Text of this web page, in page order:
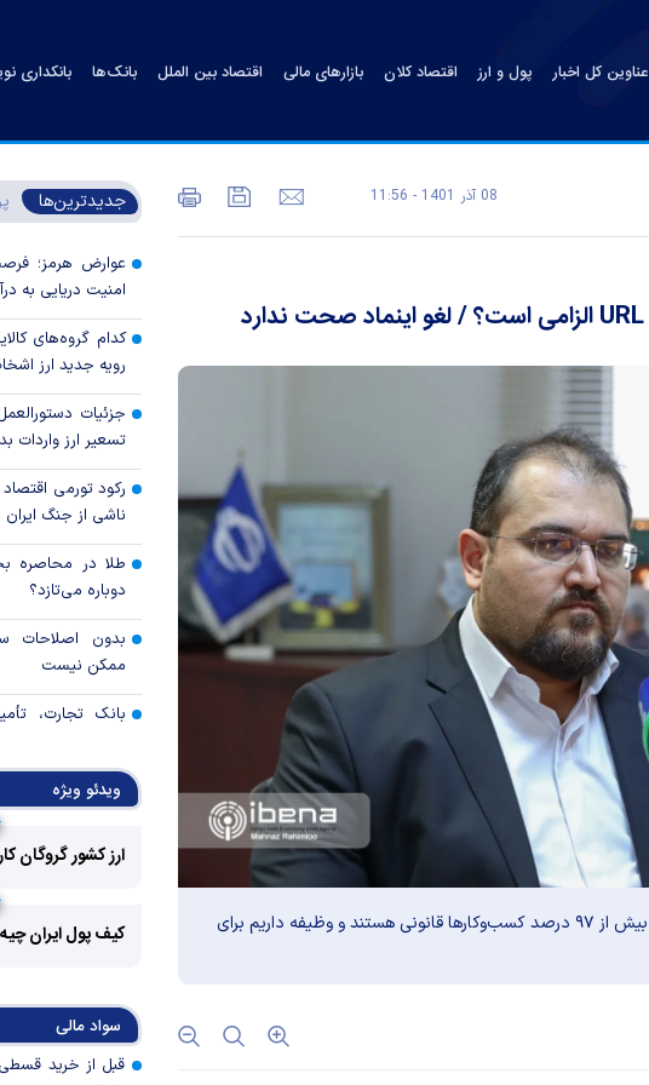
عناوین کل اخبار پول و ارز اقتصاد کلان بازارهای مالی اقتصاد بین الملل بانک‌ها بانکداری
08 آذر 1401 - 11:56
رئیس مرکز توسعه تجارت الکترونیک گفت: بیش از ۹۷ درصد کسب‌وکار‌ها قانونی هستند و وظیفه داریم برای
جدیدترین‌ها
عوارض هرمز؛
امنیت دریایی به
کدام گروه‌های
رویه جدید ارز
جزئیات
تسعیر ارز واردات
رکود تورمی
ناشی از جنگ ایران
طلا در محاصره
دوباره می‌تازد؟
بدون اصلاحات
ممکن نیست
بانک تجارت،
خدمات چک در
امن و یکپارچه
آمادگی ایران
صنعتی
تهاتر
مصوبه تسهیلات
اضطرار تمدید شد
ویدئو ویژه
ارز کشور گروگان
کیف پول ایران
سواد مالی